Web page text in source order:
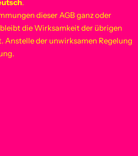
.
dieser AGB ganz oder
die Wirksamkeit der übrigen
Anstelle der unwirksamen Regelung